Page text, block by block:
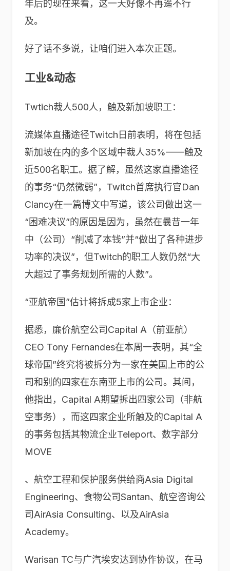
年后的现在来看，这一天好像不再遥不行
及。
好了话不多说，让咱们进入本次正题。
工业&动态
Twtich裁人500人，触及新加坡职工：
流媒体直播途径Twitch日前表明，将在包括
新加坡在内的多个区域中裁人35%——触及
近500名职工。据了解，虽然这家直播途径
的事务“仍然微弱”，Twitch首席执行官Dan
Clancy在一篇博文中写道，该公司做出这一
“困难决议”的原因是因为，虽然在曩昔一年
中（公司）“削减了本钱”并“做出了各种进步
功率的决议”，但Twitch的职工人数仍然“大
大超过了事务规划所需的人数”。
“亚航帝国”估计将拆成5家上市企业：
据悉，廉价航空公司Capital A（前亚航）
CEO Tony Fernandes在本周一表明，其“全
球帝国”终究将被拆分为一家在美国上市的公
司和别的四家在东南亚上市的公司。其间，
他指出，Capital A期望拆出四家公司（非航
空事务），而这四家企业所触及的Capital A
的事务包括其物流企业Teleport、数字部分
MOVE
、航空工程和保护服务供给商Asia Digital
Engineering、食物公司Santan、航空咨询公
司AirAsia Consulting、以及AirAsia
Academy。
Warisan TC与广汽埃安达到协作协议，在马